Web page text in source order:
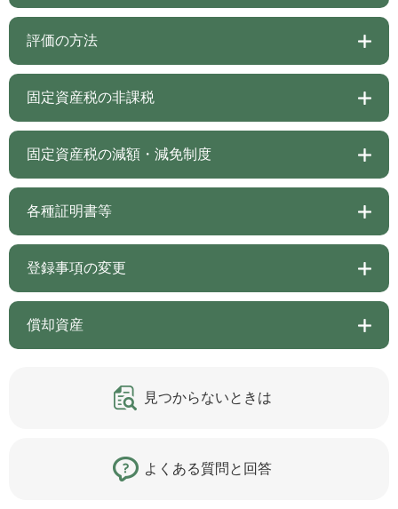
評価の方法
固定資産税の非課税
固定資産税の減額・減免制度
各種証明書等
登録事項の変更
償却資産
見つからないときは
よくある質問と回答